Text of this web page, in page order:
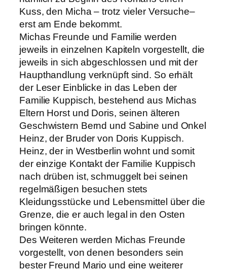
Kuss, den Micha – trotz vieler Versuche–
erst am Ende bekommt.
Michas Freunde und Familie werden
jeweils in einzelnen Kapiteln vorgestellt, die
jeweils in sich abgeschlossen und mit der
Haupthandlung verknüpft sind. So erhält
der Leser Einblicke in das Leben der
Familie Kuppisch, bestehend aus Michas
Eltern Horst und Doris, seinen älteren
Geschwistern Bernd und Sabine und Onkel
Heinz, der Bruder von Doris Kuppisch.
Heinz, der in Westberlin wohnt und somit
der einzige Kontakt der Familie Kuppisch
nach drüben ist, schmuggelt bei seinen
regelmäßigen besuchen stets
Kleidungsstücke und Lebensmittel über die
Grenze, die er auch legal in den Osten
bringen könnte.
Des Weiteren werden Michas Freunde
vorgestellt, von denen besonders sein
bester Freund Mario und eine weiterer